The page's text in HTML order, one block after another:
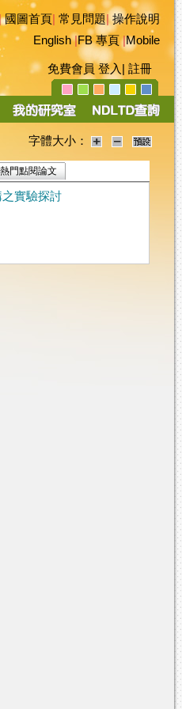
國圖首頁 常見問題|操作說明
English|FB 專頁|Mobile
免費會員 登入 註冊
字體大小：
熱門點閱論文
實驗探討